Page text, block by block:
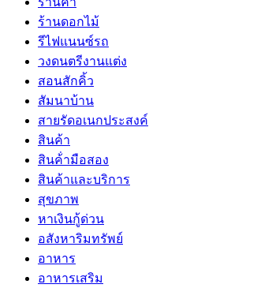
ร้านดอกไม้
รีไฟแนนซ์รถ
วงดนตรีงานแต่ง
สอนสักคิ้ว
สัมนาบ้าน
สายรัดอเนกประสงค์
สินค้า
สินค้่ามือสอง
สินค้าและบริการ
สุขภาพ
หาเงินกู้ด่วน
อสังหาริมทรัพย์
อาหาร
อาหารเสริม